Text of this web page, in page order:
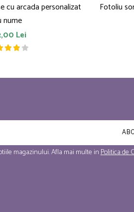
cu arcada personalizat
nume
Lei
Fotoliu
magazinului. Afla mai multe inPolitica de